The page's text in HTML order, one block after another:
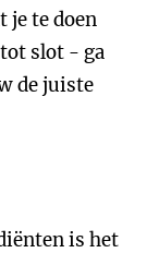
te doen
slot - ga
de juiste
is het